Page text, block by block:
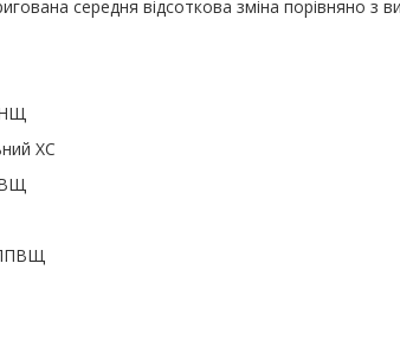
середня відсоткова зміна порівняно з
ХС